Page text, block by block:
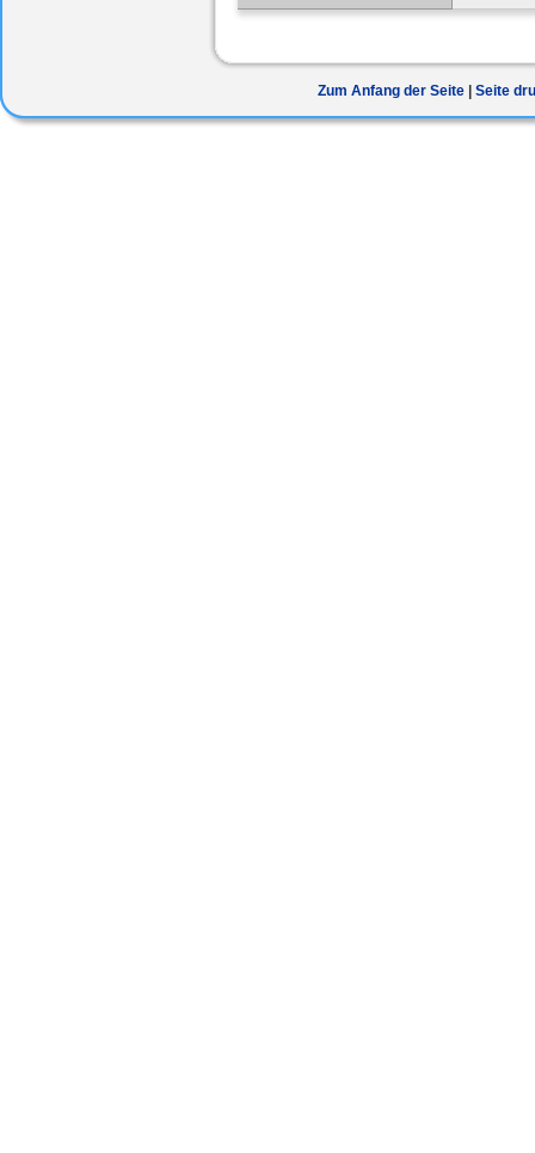
Zum Anfang der Seite Seite